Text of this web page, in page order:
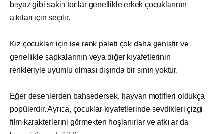
beyaz gibi sakin tonlar genellikle erkek çocuklarının
atkıları için seçilir.
Kız çocukları için ise renk paleti çok daha geniştir ve
genellikle şapkalarının veya diğer kıyafetlerinin
renkleriyle uyumlu olması dışında bir sınırı yoktur.
Eğer desenlerden bahsedersek, hayvan motifleri oldukça
popülerdir. Ayrıca, çocuklar kıyafetlerinde sevdikleri çizgi
film karakterlerini görmekten hoşlanırlar ve atkılar da